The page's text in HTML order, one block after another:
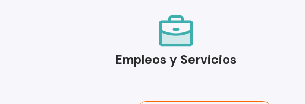
Empleos y Servicios